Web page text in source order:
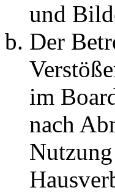
und
Der
im
nach